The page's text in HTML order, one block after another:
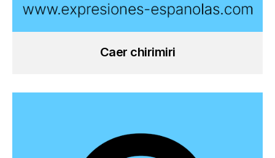
Caer chirimiri